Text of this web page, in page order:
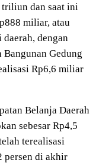
triliun dan saat ini
miliar, atau
dengan
Gedung
Rp6,6 miliar
Belanja Daerah
sebesar Rp4,5
terealisasi
persen di akhir